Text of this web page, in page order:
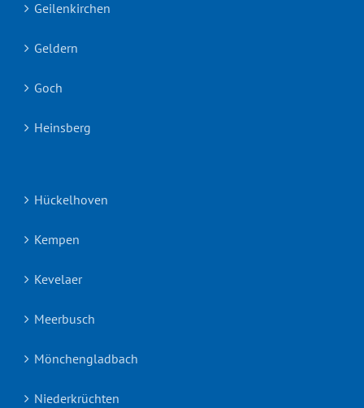
Geilenkirchen
Geldern
Goch
Heinsberg
Hückelhoven
Kempen
Kevelaer
Meerbusch
Mönchengladbach
Niederkrüchten